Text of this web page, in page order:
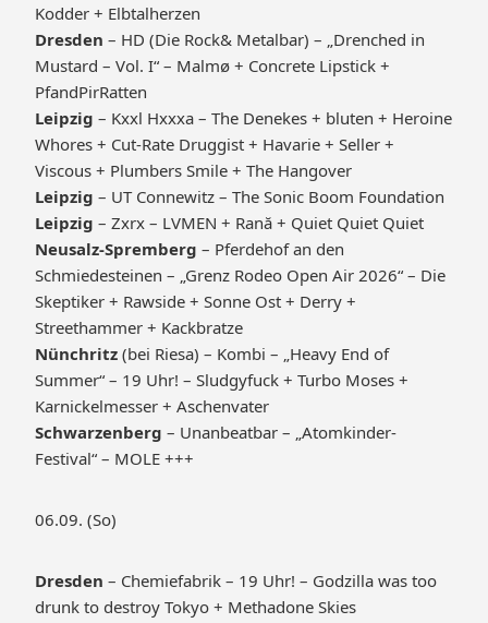
Kodder + Elbtalherzen
Dresden – HD (Die Rock& Metalbar) – „Drenched in
Mustard – Vol. I“ – Malmø + Concrete Lipstick +
PfandPirRatten
Leipzig – Kxxl Hxxxa – The Denekes + bluten + Heroine
Whores + Cut-Rate Druggist + Havarie + Seller +
Viscous + Plumbers Smile + The Hangover
Leipzig – UT Connewitz – The Sonic Boom Foundation
Leipzig – Zxrx – LVMEN + Rană + Quiet Quiet Quiet
Neusalz-Spremberg – Pferdehof an den
Schmiedesteinen – „Grenz Rodeo Open Air 2026“ – Die
Skeptiker + Rawside + Sonne Ost + Derry +
Streethammer + Kackbratze
Nünchritz (bei Riesa) – Kombi – „Heavy End of
Summer“ – 19 Uhr! – Sludgyfuck + Turbo Moses +
Karnickelmesser + Aschenvater
Schwarzenberg – Unanbeatbar – „Atomkinder-
Festival“ – MOLE +++
06.09. (So)
Dresden – Chemiefabrik – 19 Uhr! – Godzilla was too
drunk to destroy Tokyo + Methadone Skies